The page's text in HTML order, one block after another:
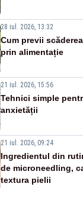
28 iul. 2026, 13:32
Cum previi
prin alimentație
21 iul. 2026, 15:56
Tehnici simple
anxietății
21 iul. 2026, 09:24
Ingredientul din
de microneedling,
textura pielii